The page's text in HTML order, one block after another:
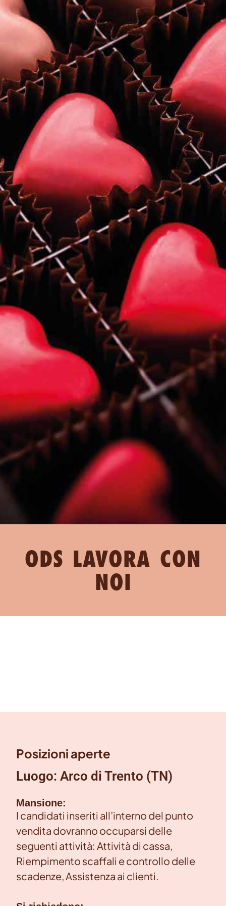
ODS LAVORA CON
NOI
Posizioni aperte
Luogo: Arco di Trento (TN)
Mansione:
I candidati inseriti all’interno del punto
vendita dovranno occuparsi delle
seguenti attività: Attività di cassa,
Riempimento scaffali e controllo delle
scadenze, Assistenza ai clienti.